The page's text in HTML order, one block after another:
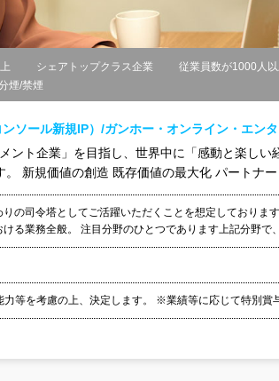
シェアトップクラス企業 従業員数が1000人
煙/禁煙
ソール新規IP）/ガンホー・オンライン・エン
ント企業」を目指し、世界中に「感動と楽しい
新規価値の創造 既存価値の最大化 パートナー
の司令塔としてご活躍いただくことを想定しておりま
る業務全般。 注目分野のひとつであります上記分野で、
等を考慮の上、決定します。 ※業績等に応じて特別賞